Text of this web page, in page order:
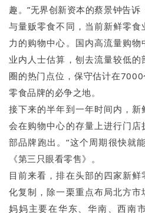
趣。”无界创新资本的蔡景钟告诉
与量贩零食不同，当前新鲜零
力的购物中心。国内高流量购
业内人士估算，刨去流量较低
圈的热门点位，保守估计在
零食品牌的必争之地。
接下来的半年到一年时间内，
会在购物中心的存量上进行门
部品牌跑出。“这个周期很快就
《第三只眼看零售》。
目前来看，排在头部的四家新
化复制，除一栗重点布局北方
妈妈主要在华东、华南、西南